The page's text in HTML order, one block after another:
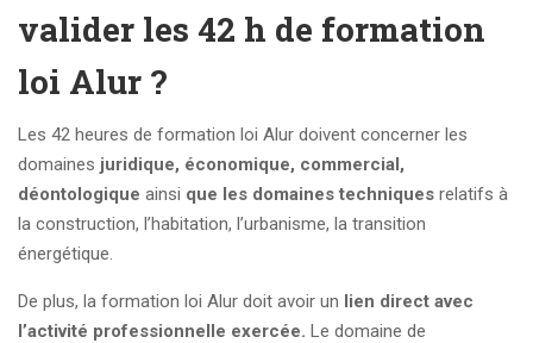
valider les 42 h de formation
loi Alur ?
Les 42 heures de formation loi Alur doivent concerner les
domaines juridique, économique, commercial,
déontologique ainsi que les domaines techniques relatifs à
la construction, l’habitation, l’urbanisme, la transition
énergétique.
De plus, la formation loi Alur doit avoir un lien direct avec
l’activité professionnelle exercée. Le domaine de